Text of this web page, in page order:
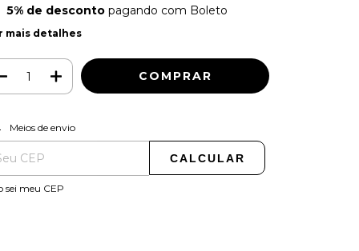
5% de descontopagando com Boleto
mais detalhes
para o CEP:
Meios de envio
CALCULAR
sei meu CEP